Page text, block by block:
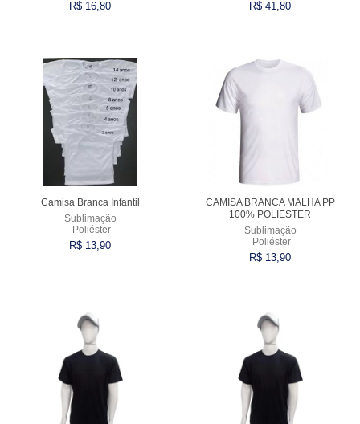
R$ 16,80 R$ 41,80
Camisa Branca Infantil
Sublimação
Poliéster
R$ 13,90
CAMISA BRANCA MALHA PP
100% POLIESTER
Sublimação
Poliéster
R$ 13,90